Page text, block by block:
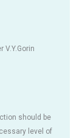
V.Y.Gorin
should be
level of